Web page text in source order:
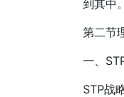
到其中。
第二节
一、
STP战